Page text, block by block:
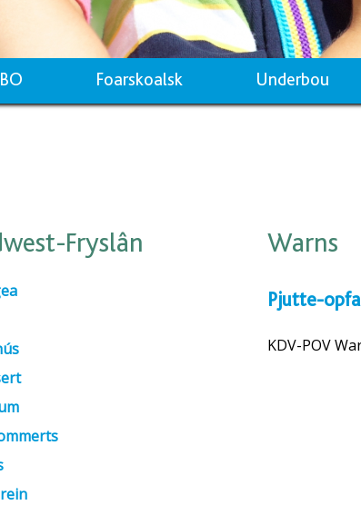
Foarskoalsk Underbou
Fryslân Warns
Pjutte-
KDV-POV